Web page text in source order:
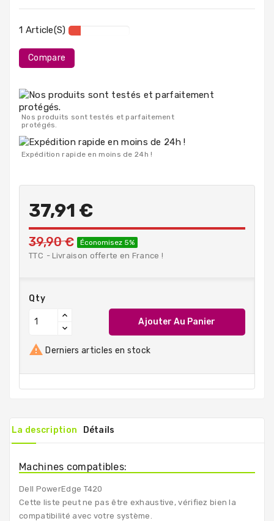
Portables
Destockage
1 Article(s)
Compare
Nos produits sont testés et parfaitement
protégés.
Expédition rapide en moins de 24h !
37,91 €
39,90 € Économisez 5%
TTC Livraison offerte en France !
Qty
Ajouter Au Panier
 Derniers articles en stock
La description Détails
Machines compatibles:
Dell PowerEdge T420
Cette liste peut ne pas être exhaustive, vérifiez bien la
compatibilité avec votre système.